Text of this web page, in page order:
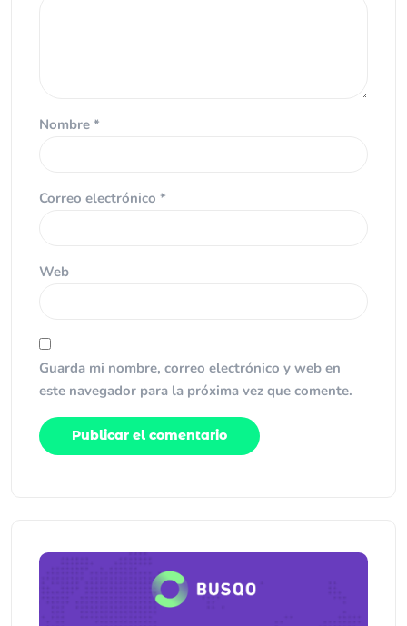
Nombre *
Correo electrónico *
Web
Guarda mi nombre, correo electrónico y web en
este navegador para la próxima vez que comente.